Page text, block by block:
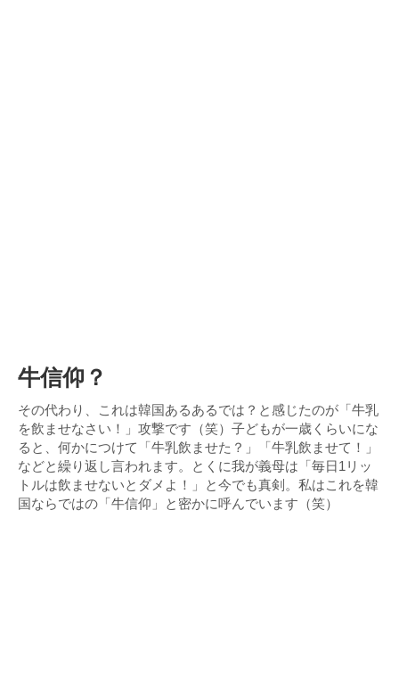
牛信仰？
その代わり、これは韓国あるあるでは？と感じたのが「牛乳
を飲ませなさい！」攻撃です（笑）子どもが一歳くらいにな
ると、何かにつけて「牛乳飲ませた？」「牛乳飲ませて！」
などと繰り返し言われます。とくに我が義母は「毎日1リッ
トルは飲ませないとダメよ！」と今でも真剣。私はこれを韓
国ならではの「牛信仰」と密かに呼んでいます（笑）